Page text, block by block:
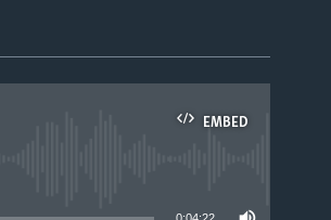
EMBED